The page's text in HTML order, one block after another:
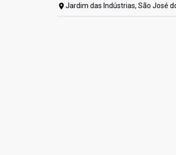
Jardim das Indústrias, São José